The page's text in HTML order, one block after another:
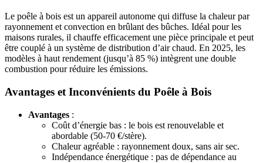
Le poêle à bois est un appareil autonome qui diffuse la chaleur par
rayonnement et convection en brûlant des bûches. Idéal pour les
maisons rurales, il chauffe efficacement une pièce principale et peut
être couplé à un système de distribution d’air chaud. En 2025, les
modèles à haut rendement (jusqu’à 85 %) intègrent une double
combustion pour réduire les émissions.
Avantages et Inconvénients du Poêle à Bois
Avantages :
Coût d’énergie bas : le bois est renouvelable et
abordable (50-70 €/stère).
Chaleur agréable : rayonnement doux, sans air sec.
Indépendance énergétique : pas de dépendance au